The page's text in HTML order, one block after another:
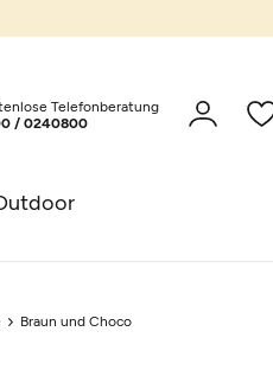
Telefonberatung
/ 0240800
Braun und Choco